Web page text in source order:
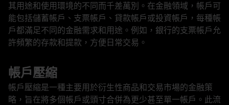
其用途和使用環境的不同而千差萬別。在金融領域，帳戶可
能包括儲蓄帳戶、支票帳戶、貸款帳戶或投資帳戶，每種帳
戶都滿足不同的金融需求和用途。例如，銀行的支票帳戶允
許頻繁的存款和提款，方便日常交易。
帳戶壓縮
帳戶壓縮是一種主要用於衍生性商品和交易市場的金融策
略，旨在將多個帳戶或頭寸合併為更少甚至單一帳戶。此流